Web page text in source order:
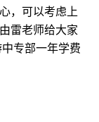
，可以考虑上
雷老师给大家
专部一年学费